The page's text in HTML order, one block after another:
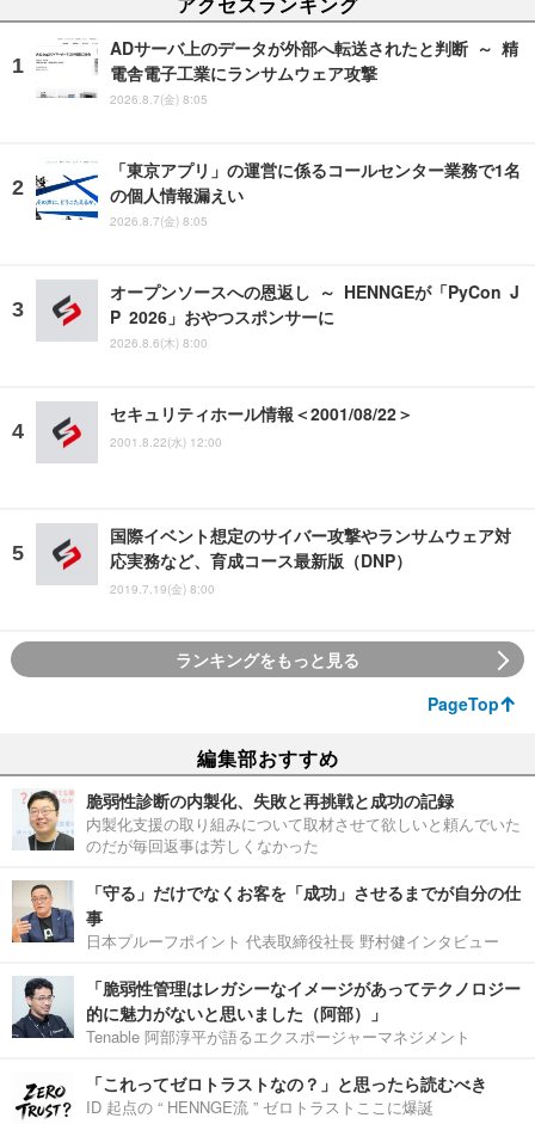
アクセスランキング
ADサーバ上のデータが外部へ転送されたと判断 ～ 精
電舎電子工業にランサムウェア攻撃
2026.8.7(金) 8:05
「東京アプリ」の運営に係るコールセンター業務で1名
の個人情報漏えい
2026.8.7(金) 8:05
オープンソースへの恩返し ～ HENNGEが「PyCon J
P 2026」おやつスポンサーに
2026.8.6(木) 8:00
セキュリティホール情報＜2001/08/22＞
2001.8.22(水) 12:00
国際イベント想定のサイバー攻撃やランサムウェア対
応実務など、育成コース最新版（DNP）
2019.7.19(金) 8:00
ランキングをもっと見る
PageTop
編集部おすすめ
脆弱性診断の内製化、失敗と再挑戦と成功の記録
内製化支援の取り組みについて取材させて欲しいと頼んでいた
のだが毎回返事は芳しくなかった
「守る」だけでなくお客を「成功」させるまでが自分の仕
事
日本プルーフポイント 代表取締役社長 野村健インタビュー
「脆弱性管理はレガシーなイメージがあってテクノロジー
的に魅力がないと思いました（阿部）」
Tenable 阿部淳平が語るエクスポージャーマネジメント
「これってゼロトラストなの？」と思ったら読むべき
ID 起点の “ HENNGE流 ” ゼロトラストここに爆誕